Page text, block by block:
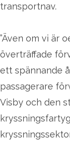
transportnav.
”Även om vi är
överträffade
ett spännande
passagerare
Visby och den